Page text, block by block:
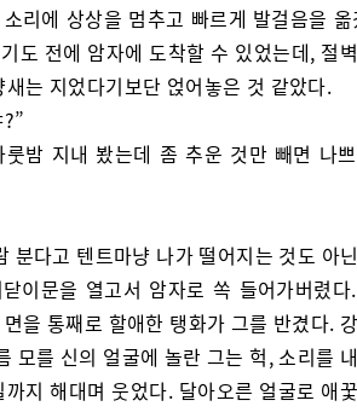
리에 상상을 멈추고 빠르게 발걸음을 옮
도 전에 암자에 도착할 수 있었는데, 절
는 지었다기보단 얹어놓은 것 같았다.
밤 지내 봤는데 좀 추운 것만 빼면 나
분다고 텐트마냥 나가 떨어지는 것도 아
이문을 열고서 암자로 쏙 들어가버렸다
을 통째로 할애한 탱화가 그를 반겼다.
모를 신의 얼굴에 놀란 그는 헉, 소리를
지 해대며 웃었다. 달아오른 얼굴로 애